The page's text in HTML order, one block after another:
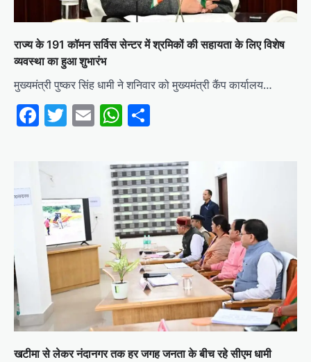
राज्य के 191 कॉमन सर्विस सेन्टर में श्रमिकों की सहायता के लिए विशेष
व्यवस्था का हुआ शुभारंभ
मुख्यमंत्री पुष्कर सिंह धामी ने शनिवार को मुख्यमंत्री कैंप कार्यालय…
Facebook
Twitter
EmailWhatsApp
खटीमा से लेकर नंदानगर तक हर जगह जनता के बीच रहे सीएम धामी